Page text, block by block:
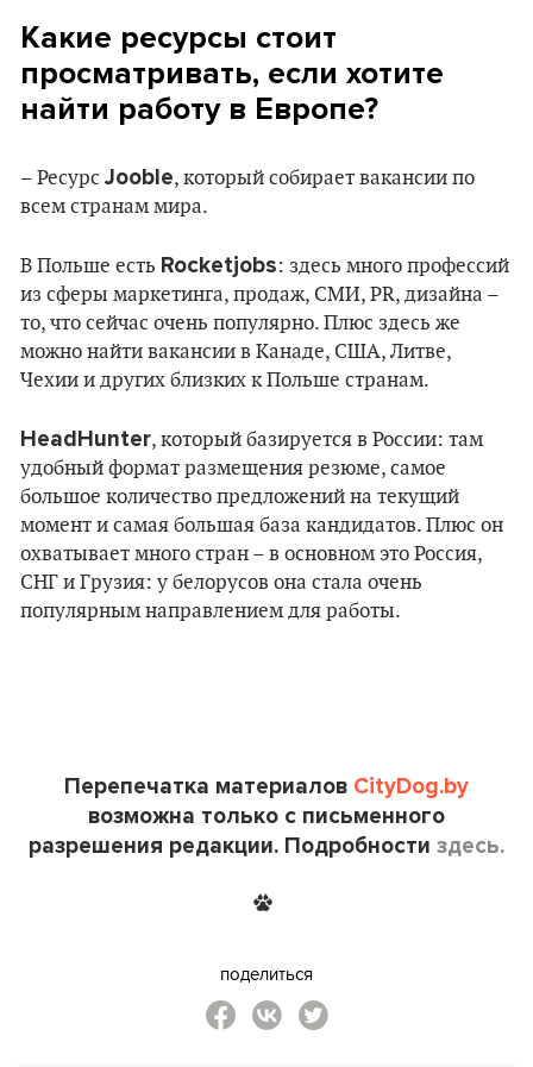
Какие ресурсы стоит
просматривать, если хотите
найти работу в Европе?
– Ресурс Jooble, который собирает вакансии по
всем странам мира.
В Польше есть Rocketjobs: здесь много профессий
из сферы маркетинга, продаж, СМИ, PR, дизайна –
то, что сейчас очень популярно. Плюс здесь же
можно найти вакансии в Канаде, США, Литве,
Чехии и других близких к Польше странам.
HeadHunter, который базируется в России: там
удобный формат размещения резюме, самое
большое количество предложений на текущий
момент и самая большая база кандидатов. Плюс он
охватывает много стран – в основном это Россия,
СНГ и Грузия: у белорусов она стала очень
популярным направлением для работы.
Перепечатка материалов CityDog.by
возможна только с письменного
разрешения редакции. Подробности здесь.
поделиться